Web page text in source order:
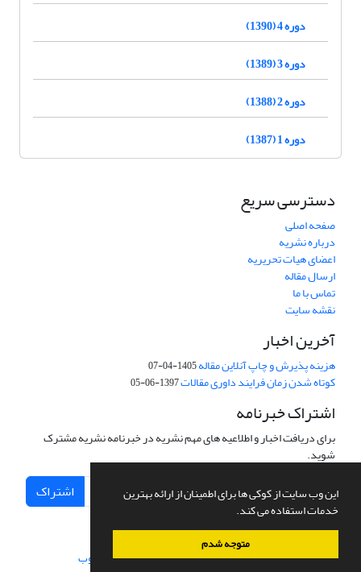
این وب سایت از کوکی ها برای اطمینان از ارائه بهترین
خدمات استفاده می کند.
متوجه شدم
دوره 4 (1390)
دوره 3 (1389)
دوره 2 (1388)
دوره 1 (1387)
دسترسی سریع
صفحه اصلی
درباره نشریه
اعضای هیات تحریریه
ارسال مقاله
تماس با ما
نقشه سایت
آخرین اخبار
هزینه پذیرش و چاپ آنلاین مقاله1405-04-07
کوتاه شدن زمان فرایند داوری مقالات1397-06-05
اشتراک خبرنامه
برای دریافت اخبار و اطلاعیه های مهم نشریه در خبرنامه نشریه مشترک
شوید.
اشتراک
سامانه مدیریت نشریات علمی.طراحی و پیاده سازی از سیناوب